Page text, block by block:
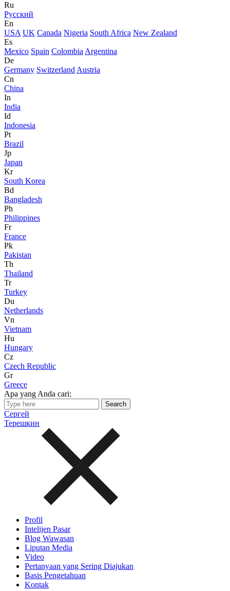
Ru
Русский
En
USA UK Canada Nigeria South Africa New Zealand
Es
Mexico Spain Colombia Argentina
De
Germany Switzerland Austria
Cn
China
In
India
Id
Indonesia
Pt
Brazil
Jp
Japan
Kr
South Korea
Bd
Bangladesh
Ph
Philippines
Fr
France
Pk
Pakistan
Th
Thailand
Tr
Turkey
Du
Netherlands
Vn
Vietnam
Hu
Hungary
Cz
Czech Republic
Gr
Greece
Apa yang Anda cari:
Сергей
Терешкин
Profil
Intelijen Pasar
Blog Wawasan
Liputan Media
Video
Pertanyaan yang Sering Diajukan
Basis Pengetahuan
Kontak